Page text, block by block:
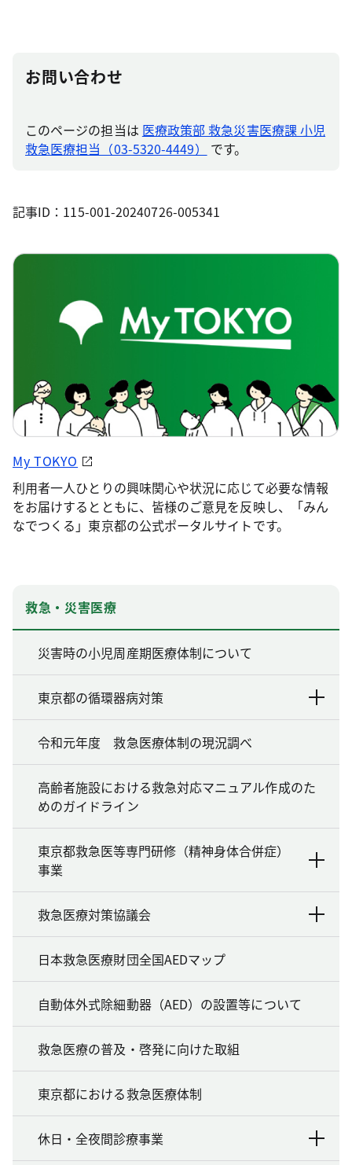
お問い合わせ
このページの担当は 医療政策部 救急災害医療課 小児
救急医療担当（03-5320-4449）
です。
記事ID：115-001-20240726-005341
My TOKYO
利用者一人ひとりの興味関心や状況に応じて必要な情報
をお届けするとともに、皆様のご意見を反映し、「みん
なでつくる」東京都の公式ポータルサイトです。
救急・災害医療
災害時の小児周産期医療体制について
東京都の循環器病対策
令和元年度 救急医療体制の現況調べ
高齢者施設における救急対応マニュアル作成のた
めのガイドライン
東京都救急医等専門研修（精神身体合併症）
事業
救急医療対策協議会
日本救急医療財団全国AEDマップ
自動体外式除細動器（AED）の設置等について
救急医療の普及・啓発に向けた取組
東京都における救急医療体制
休日・全夜間診療事業